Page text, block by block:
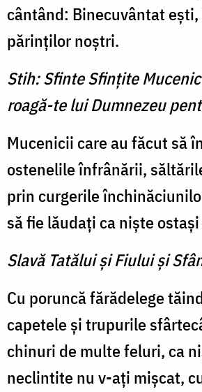
cântând: Binecuvântat
părinţilor noştri.
Stih: Sfinte Sfinţite
roagă-te lui Dumnezeu
Mucenicii care au făcut să
ostenelile înfrânării,
prin curgerile
să fie lăudaţi ca nişte
Slavă Tatălui şi Fiului şi
Cu poruncă fărădelege
capetele şi trupurile
chinuri de multe feluri, ca
neclintite nu v-aţi mişcat,